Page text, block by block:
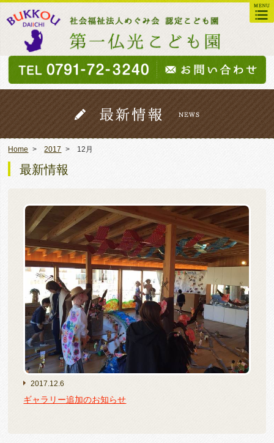
Home 2017 12月
最新情報
2017.12.6
ギャラリー追加のお知らせ